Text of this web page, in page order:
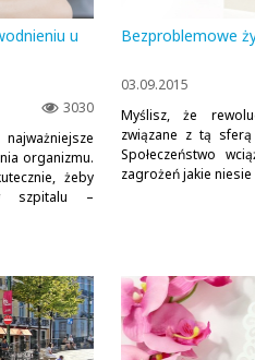
u
3030
organizmu.
żeby
szpitalu –
Bezproblemowe
03.09.2015
Myślisz, że
związane z tą
Społeczeństwo
zagrożeń jakie